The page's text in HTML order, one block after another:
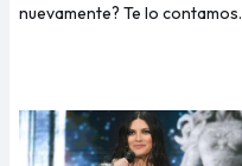
nuevamente? Te lo contamos.